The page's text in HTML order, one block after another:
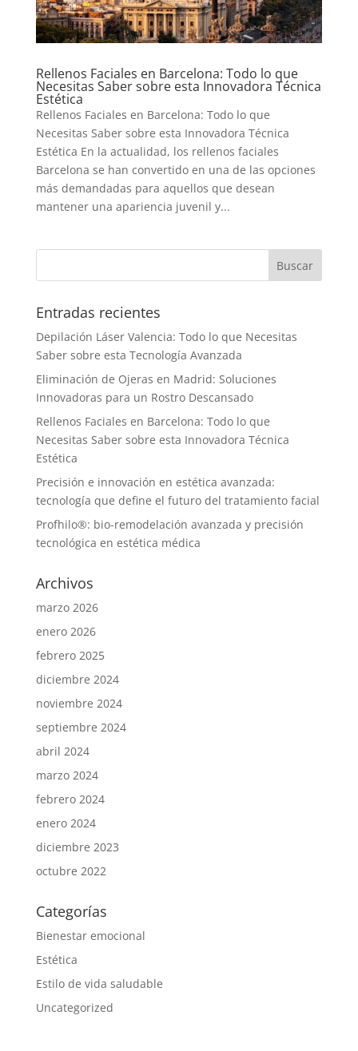
Rellenos Faciales en Barcelona: Todo lo que
Necesitas Saber sobre esta Innovadora Técnica
Estética
Rellenos Faciales en Barcelona: Todo lo que
Necesitas Saber sobre esta Innovadora Técnica
Estética En la actualidad, los rellenos faciales
Barcelona se han convertido en una de las opciones
más demandadas para aquellos que desean
mantener una apariencia juvenil y...
Entradas recientes
Depilación Láser Valencia: Todo lo que Necesitas
Saber sobre esta Tecnología Avanzada
Eliminación de Ojeras en Madrid: Soluciones
Innovadoras para un Rostro Descansado
Rellenos Faciales en Barcelona: Todo lo que
Necesitas Saber sobre esta Innovadora Técnica
Estética
Precisión e innovación en estética avanzada:
tecnología que define el futuro del tratamiento facial
Profhilo®: bio-remodelación avanzada y precisión
tecnológica en estética médica
Archivos
marzo 2026
enero 2026
febrero 2025
diciembre 2024
noviembre 2024
septiembre 2024
abril 2024
marzo 2024
febrero 2024
enero 2024
diciembre 2023
octubre 2022
Categorías
Bienestar emocional
Estética
Estilo de vida saludable
Uncategorized